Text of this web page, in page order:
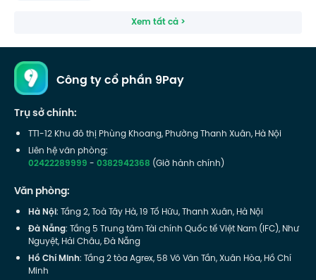
Xem tất cả >
Công ty cổ phần 9Pay
Trụ sở chính:
TT1-12 Khu đô thị Phùng Khoang, Phường Thanh Xuân, Hà Nội
Liên hệ văn phòng:
02422289999-0382942368 (Giờ hành chính)
Văn phòng:
Hà Nội: Tầng 2, Toà Tây Hà, 19 Tố Hữu, Thanh Xuân, Hà Nội
Đà Nẵng: Tầng 5 Trung tâm Tài chính Quốc tế Việt Nam (IFC), Như
Nguyệt, Hải Châu, Đà Nẵng
Hồ Chí Minh: Tầng 2 tòa Agrex, 58 Võ Văn Tần, Xuân Hòa, Hồ Chí
Minh